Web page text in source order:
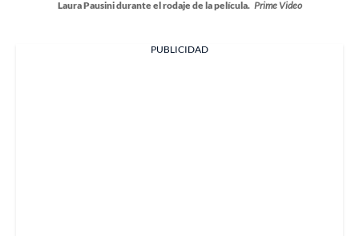
Laura Pausini durante el rodaje de la película. Prime Video
PUBLICIDAD